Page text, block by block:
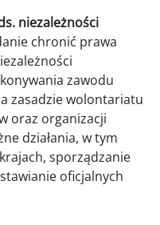
niezależności
chronić prawa
zawodu
zasadzie wolontariatu
oraz organizacji
działania, w tym
sporządzanie
oficjalnych